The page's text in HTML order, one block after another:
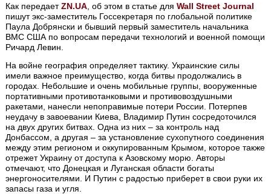
Как передаетZN.UA , об этом в статье дляWall Street Journal
пишут экс-заместитель Госсекретаря по глобальной политике
Паула Добрянски и бывший первый заместитель начальника
ВМС США по вопросам передачи технологий и военной помощи
Ричард Левин.
На войне география определяет тактику. Украинские силы
имели важное преимущество, когда битвы продолжались в
городах. Небольшие и очень мобильные группы, вооруженные
портативными противотанковыми и противовоздушными
ракетами, нанесли непоправимые потери России. Потерпев
неудачу в завоевании Киева, Владимир Путин сосредоточился
на двух других битвах. Одна из них – за контроль над
Донбассом, а другая – за установление сухопутного соединения
между этим регионом и оккупированным Крымом, которое также
отрежет Украину от доступа к Азовскому морю. Авторы
отмечают, что Донецкая и Луганская области богаты
энергоносителями. И Путин с радостью приберет в свои руки их
запасы газа и угля.